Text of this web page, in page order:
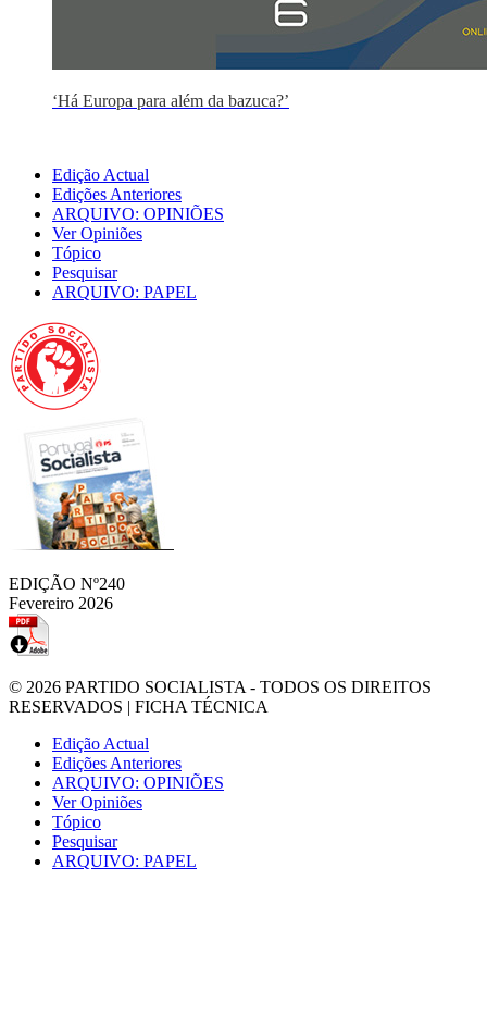
‘Há Europa para além da bazuca?’
Edição Actual
Edições Anteriores
ARQUIVO: OPINIÕES
Ver Opiniões
Tópico
Pesquisar
ARQUIVO: PAPEL
EDIÇÃO Nº240
Fevereiro 2026
© 2026 PARTIDO SOCIALISTA - TODOS OS DIREITOS
RESERVADOS | FICHA TÉCNICA
Edição Actual
Edições Anteriores
ARQUIVO: OPINIÕES
Ver Opiniões
Tópico
Pesquisar
ARQUIVO: PAPEL